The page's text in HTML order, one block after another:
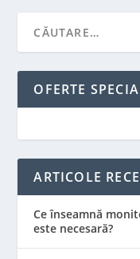
OFERTE
ARTICOLE
Ce înseamnă
este necesară?